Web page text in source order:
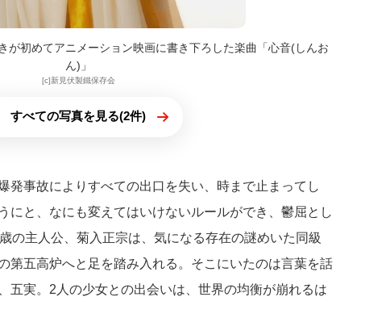
が初めてアニメーション映画に書き下ろした楽曲「心音(しんお
ん)」
[c]新見伏製鐵保存会
すべての写真を見る(2件)
発事故によりすべての出口を失い、時まで止まってし
にと、なにも変えてはいけないルールができ、鬱屈とし
の主人公、菊入正宗は、気になる存在の謎めいた同級
第五高炉へと足を踏み入れる。そこにいたのは言葉を話
五実。2人の少女との出会いは、世界の均衡が崩れるは